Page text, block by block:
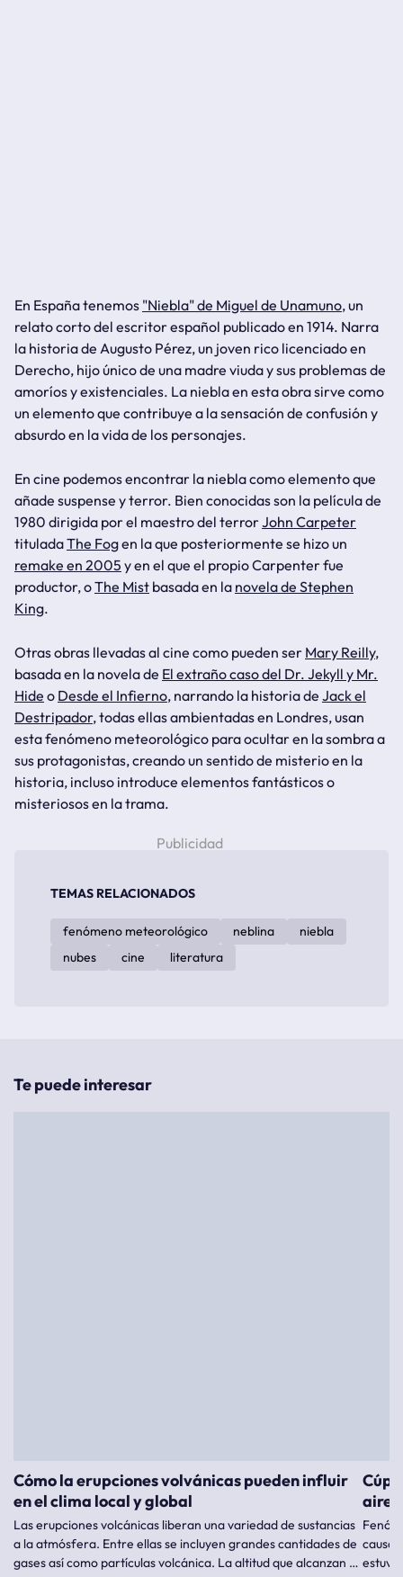
En España tenemos "Niebla" de Miguel de Unamuno, un
relato corto del escritor español publicado en 1914. Narra
la historia de Augusto Pérez, un joven rico licenciado en
Derecho, hijo único de una madre viuda y sus problemas de
amoríos y existenciales. La niebla en esta obra sirve como
un elemento que contribuye a la sensación de confusión y
absurdo en la vida de los personajes.
En cine podemos encontrar la niebla como elemento que
añade suspense y terror. Bien conocidas son la película de
1980 dirigida por el maestro del terrorJohn Carpeter
tituladaThe Fogen la que posteriormente se hizo un
remake en 2005 y en el que el propio Carpenter fue
productor, oThe Mist basada en la novela de Stephen
King.
Otras obras llevadas al cine como pueden ser Mary Reilly,
basada en la novela de El extraño caso del Dr. Jekyll y Mr.
Hide o Desde el Infierno, narrando la historia de Jack el
Destripador, todas ellas ambientadas en Londres, usan
esta fenómeno meteorológico para ocultar en la sombra a
sus protagonistas, creando un sentido de misterio en la
historia, incluso introduce elementos fantásticos o
misteriosos en la trama.
TEMAS RELACIONADOS
fenómeno meteorológico neblina
niebla
nubes
cine literatura
Te puede interesar
Cómo la erupciones volvánicas pueden influir
en el clima local y global
Las erupciones volcánicas liberan una variedad de sustancias
a la atmósfera. Entre ellas se incluyen grandes cantidades de
gases así como partículas volcánica. La altitud que alcanzan y
aire